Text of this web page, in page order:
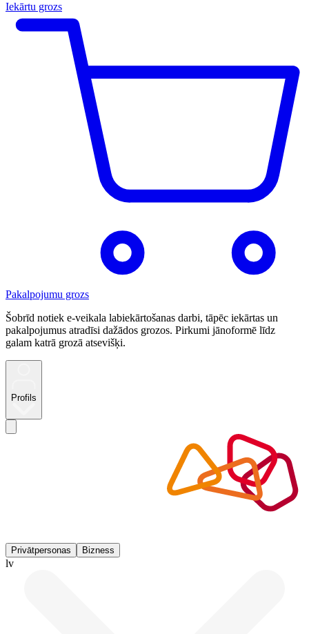
Iekārtu grozs
Pakalpojumu grozs
Šobrīd notiek e-veikala labiekārtošanas darbi, tāpēc iekārtas un
pakalpojumus atradīsi dažādos grozos. Pirkumi jānoformē līdz
galam katrā grozā atsevišķi.
Profils
Privātpersonas Bizness
lv